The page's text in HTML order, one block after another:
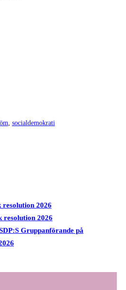
socialdemokrati
2026
resolution 2026
Gruppanförande på